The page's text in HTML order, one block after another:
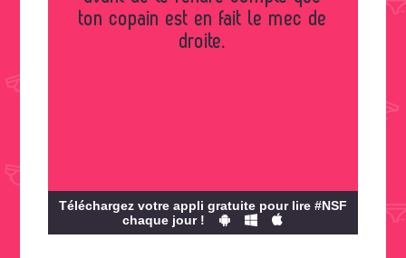
ton copain est en fait le mec de
droite.
Téléchargez votre appli gratuite pour lire #NSF
chaque jour !